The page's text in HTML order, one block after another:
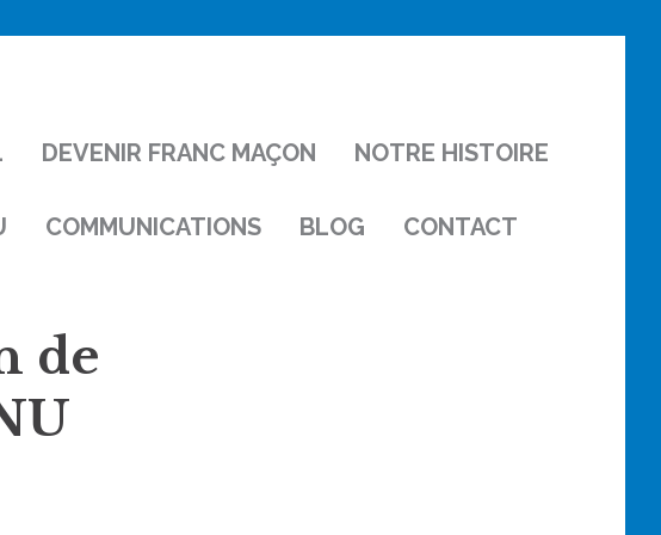
DEVENIR FRANC MAÇON NOTRE HISTOIRE
COMMUNICATIONS BLOG CONTACT
de